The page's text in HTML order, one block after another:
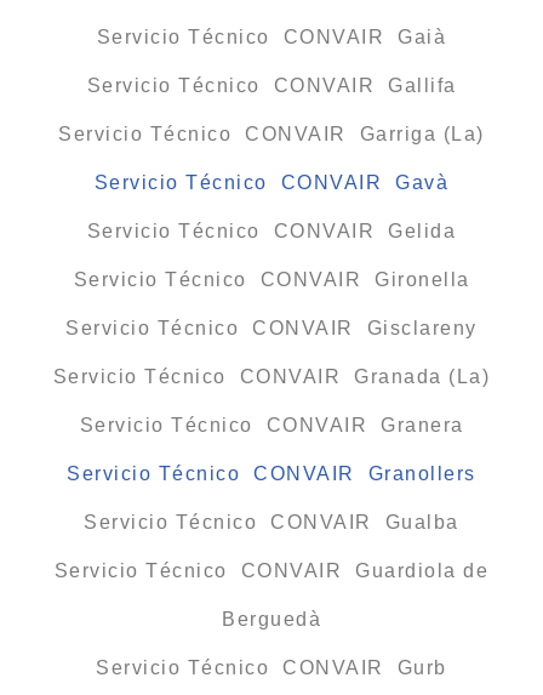
Servicio Técnico CONVAIR Gaià
Servicio Técnico CONVAIR Gallifa
Servicio Técnico CONVAIR Garriga (La)
Servicio Técnico CONVAIR Gavà
Servicio Técnico CONVAIR Gelida
Servicio Técnico CONVAIR Gironella
Servicio Técnico CONVAIR Gisclareny
Servicio Técnico CONVAIR Granada (La)
Servicio Técnico CONVAIR Granera
Servicio Técnico CONVAIR Granollers
Servicio Técnico CONVAIR Gualba
Servicio Técnico CONVAIR Guardiola de
Berguedà
Servicio Técnico CONVAIR Gurb